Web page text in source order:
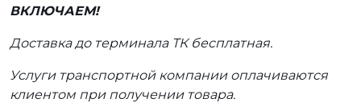
ВКЛЮЧАЕМ!
Доставка до терминала ТК бесплатная.
Услуги транспортной компании оплачиваются
клиентом при получении товара.